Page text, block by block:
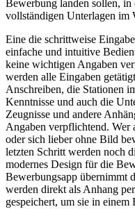
Bewerbung landen sollen,
vollständigen Unterlagen im
Eine die schrittweise
einfache und intuitive
keine wichtigen Angaben
werden alle Eingaben
Anschreiben, die Stationen
Kenntnisse und auch die
Zeugnisse und andere
Angaben verpflichtend. Wer
oder sich lieber ohne Bild
letzten Schritt werden noch
modernes Design für die
Bewerbungsapp übernimmt
werden direkt als Anhang
gespeichert, um sie in